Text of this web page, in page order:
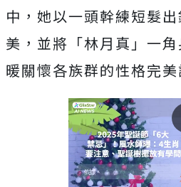
中，她以一頭幹練短髮
美，並將「林月真」一
暖關懷各族群的性格完美